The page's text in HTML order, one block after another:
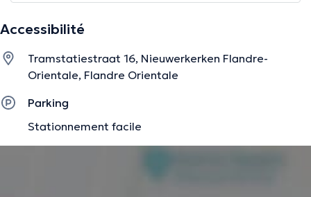
Accessibilité
Tramstatiestraat 16, Nieuwerkerken Flandre-
Orientale, Flandre Orientale
Parking
Stationnement facile